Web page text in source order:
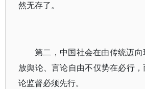
然无存了。
第二，中国社会在由传统迈
放舆论、言论自由不仅势在必行
论监督必须先行。